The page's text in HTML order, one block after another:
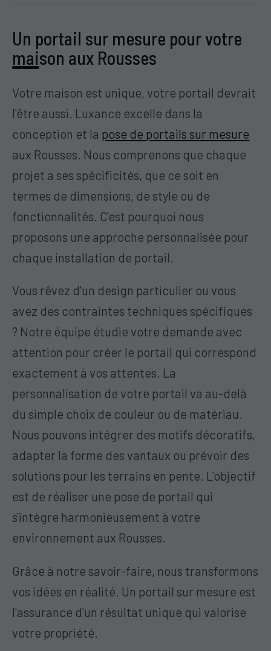
Un portail sur mesure pour votre
maison aux Rousses
Votre maison est unique, votre portail devrait
l'être aussi. Luxance excelle dans la
conception et la pose de portails sur mesure
aux Rousses. Nous comprenons que chaque
projet a ses spécificités, que ce soit en
termes de dimensions, de style ou de
fonctionnalités. C'est pourquoi nous
proposons une approche personnalisée pour
chaque installation de portail.
Vous rêvez d'un design particulier ou vous
avez des contraintes techniques spécifiques
? Notre équipe étudie votre demande avec
attention pour créer le portail qui correspond
exactement à vos attentes. La
personnalisation de votre portail va au-delà
du simple choix de couleur ou de matériau.
Nous pouvons intégrer des motifs décoratifs,
adapter la forme des vantaux ou prévoir des
solutions pour les terrains en pente. L'objectif
est de réaliser une pose de portail qui
s'intègre harmonieusement à votre
environnement aux Rousses.
Grâce à notre savoir-faire, nous transformons
vos idées en réalité. Un portail sur mesure est
l'assurance d'un résultat unique qui valorise
votre propriété.